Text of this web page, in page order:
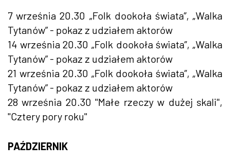
7 września 20.30 „Folk dookoła świata”, „Walka
Tytanów” - pokaz z udziałem aktorów
14 września 20.30 „Folk dookoła świata”, „Walka
Tytanów” - pokaz z udziałem aktorów
21 września 20.30 „Folk dookoła świata”, „Walka
Tytanów” - pokaz z udziałem aktorów
28 września 20.30 "Małe rzeczy w dużej skali",
"Cztery pory roku"
PAŹDZIERNIK